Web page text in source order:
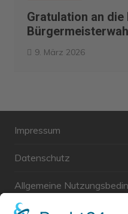
Gratulation an die
9. März 2026
Impressum
Datenschutz
Allgemeine